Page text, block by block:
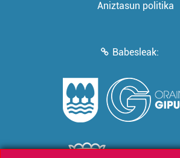
Aniztasun politika
Babesleak: